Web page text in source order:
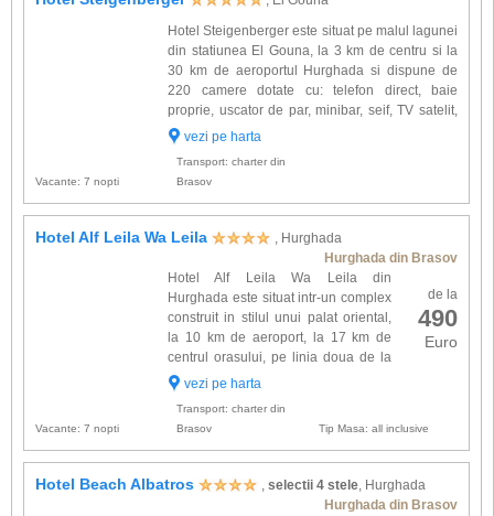
Hotel Steigenberger este situat pe malul lagunei
din statiunea El Gouna, la 3 km de centru si la
30 km de aeroportul Hurghada si dispune de
220 camere dotate cu: telefon direct, baie
proprie, uscator de par, minibar, seif, TV satelit,
aer conditionat, balcon. Alte facilitati intalnite la
vezi pe harta
Vacante: 7 nopti
Transport: charter din
Brasov
Hotel Alf Leila Wa Leila
, Hurghada
Hurghada din Brasov
de la
490
Euro
Hotel Alf Leila Wa Leila din
Hurghada este situat intr-un complex
construit in stilul unui palat oriental,
la 10 km de aeroport, la 17 km de
centrul orasului, pe linia doua de la
mare. De cateva ori pe saptamana
de nopti''. Pe t...
vezi pe harta
Vacante: 7 nopti
Transport: charter din
Brasov
Tip Masa: all inclusive
Hotel Beach Albatros , selectii 4 stele, Hurghada
Hurghada din Brasov